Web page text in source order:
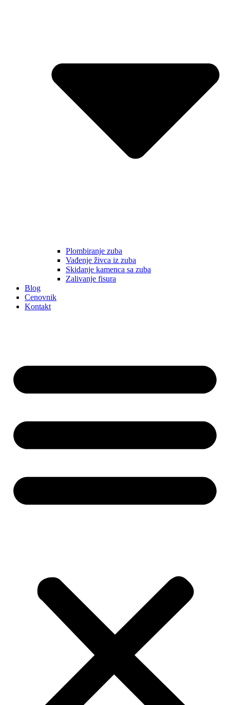
Plombiranje zuba
Vađenje živca iz zuba
Skidanje kamenca sa zuba
Zalivanje fisura
Blog
Cenovnik
Kontakt